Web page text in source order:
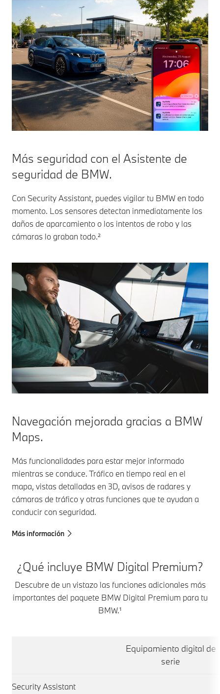
Más seguridad con el Asistente de
seguridad de BMW.
Con Security Assistant, puedes vigilar tu BMW en todo
momento. Los sensores detectan inmediatamente los
daños de aparcamiento o los intentos de robo y las
cámaras lo graban todo.²
Navegación mejorada gracias a BMW
Maps.
Más funcionalidades para estar mejor informado
mientras se conduce. Tráfico en tiempo real en el
mapa, vistas detalladas en 3D, avisos de radares y
cámaras de tráfico y otras funciones que te ayudan a
conducir con seguridad.
Más información
¿Qué incluye BMW Digital Premium?
Descubre de un vistazo las funciones adicionales más
importantes del paquete BMW Digital Premium para tu
BMW.¹
Equipamiento digital de
serie
Security Assistant